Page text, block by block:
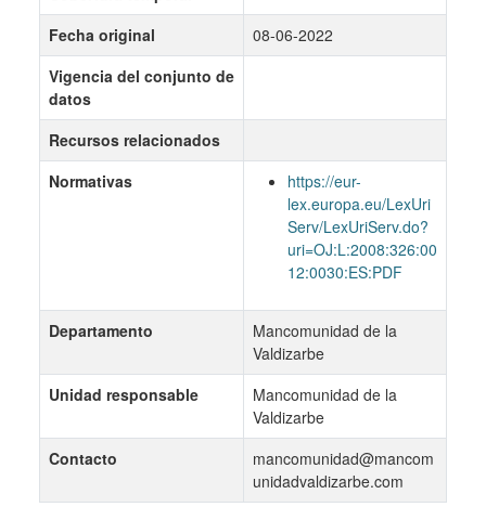
Fecha original
08-06-2022
Vigencia del conjunto de
datos
Recursos relacionados
Normativas
https://eur-
lex.europa.eu/LexUri
Serv/LexUriServ.do?
uri=OJ:L:2008:326:00
12:0030:ES:PDF
Departamento
Mancomunidad de la
Valdizarbe
Unidad responsable
Mancomunidad de la
Valdizarbe
Contacto
mancomunidad@mancom
unidadvaldizarbe.com